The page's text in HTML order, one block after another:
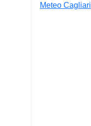
Meteo Cagliari